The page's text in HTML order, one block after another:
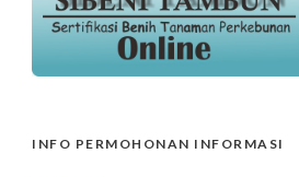
INFO PERMOHONAN INFORMASI